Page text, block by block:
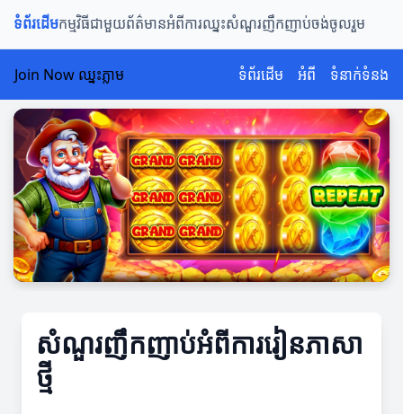
ទំព័រដើមកម្មវិធីជាមួយព័ត៌មានអំពីការឈ្នះសំណួរញឹកញាប់ចង់ចូលរួម
Join Now ឈ្នះភ្លាម ទំព័រដើម អំពី ទំនាក់ទំនង
សំណួរញឹកញាប់អំពីការរៀនភាសា
ថ្មី